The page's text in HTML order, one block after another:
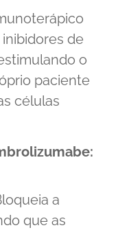
de
o
paciente
células
a
que as